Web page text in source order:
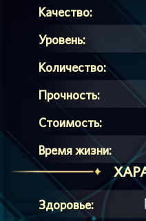
Качество:
Уровень:
Количество:
Прочность:
Стоимость:
Время жизни:
Здоровье: